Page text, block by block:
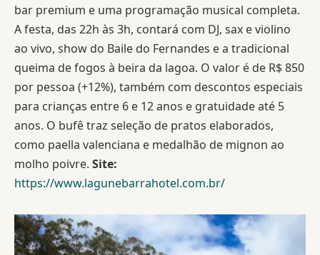
bar premium e uma programação musical completa.
A festa, das 22h às 3h, contará com DJ, sax e violino
ao vivo, show do Baile do Fernandes e a tradicional
queima de fogos à beira da lagoa. O valor é de R$ 850
por pessoa (+12%), também com descontos especiais
para crianças entre 6 e 12 anos e gratuidade até 5
anos. O bufê traz seleção de pratos elaborados,
como paella valenciana e medalhão de mignon ao
molho poivre. Site:
https://www.lagunebarrahotel.com.br/